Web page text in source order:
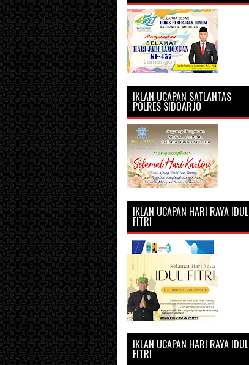
IKLAN UCAPAN SATLANTAS
POLRES SIDOARJO
IKLAN UCAPAN HARI RAYA IDUL
FITRI
IKLAN UCAPAN HARI RAYA IDUL
FITRI